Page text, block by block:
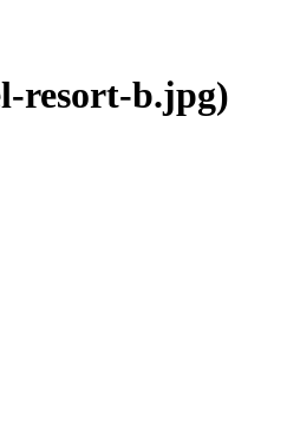
resort-b.jpg)